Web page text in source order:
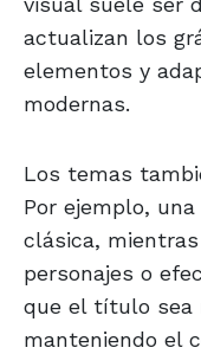
actualizan los
elementos y
modernas.
Los temas
Por ejemplo,
clásica,
personajes o
que el título sea
manteniendo el